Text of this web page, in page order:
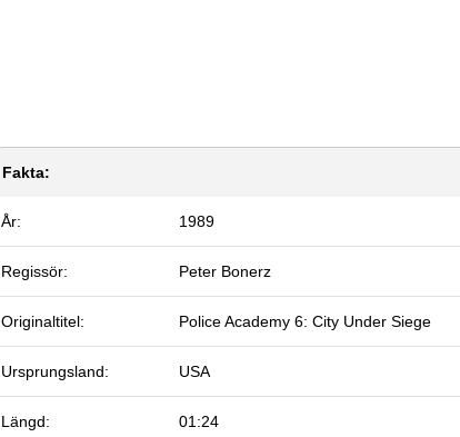
Fakta:
År: 1989
Regissör: Peter Bonerz
Originaltitel: Police Academy 6: City Under Siege
Ursprungsland: USA
Längd: 01:24